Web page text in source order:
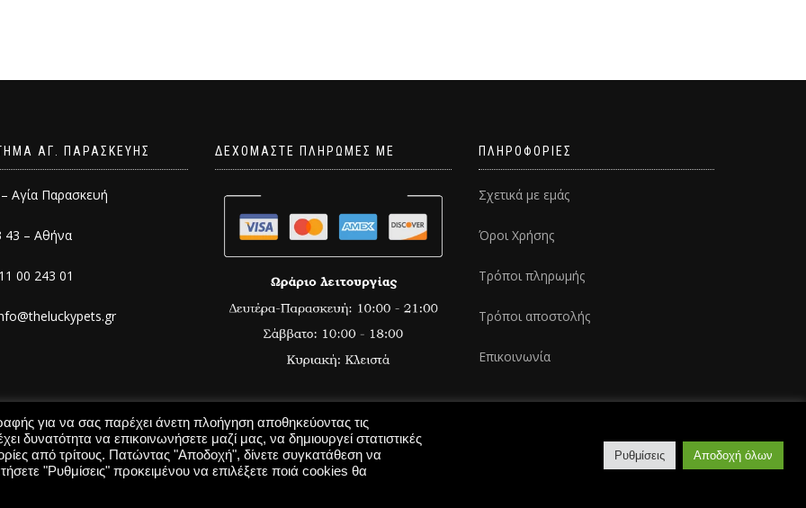
ΑΓ. ΠΑΡΑΣΚΕΥΗΣ
Αγία Παρασκευή
43 – Αθήνα
00 243 01
ΔΕΧΟΜΑΣΤΕ ΠΛΗΡΩΜΕΣ ΜΕ ΠΛΗΡΟΦΟΡΙΕΣ
Σχετικά με εμάς
Όροι Χρήσης
Τρόποι πληρωμής
Τρόποι αποστολής
Επικοινωνία
inventum.gr
για να σας παρέχει άνετη πλοήγηση αποθηκεύοντας τις
δυνατότητα να επικοινωνήσετε μαζί μας, να δημιουργεί στατιστικές
από τρίτους. Πατώντας "Αποδοχή", δίνετε συγκατάθεση να
"Ρυθμίσεις" προκειμένου να επιλέξετε ποιά cookies θα
Ρυθμίσεις Αποδοχή όλων